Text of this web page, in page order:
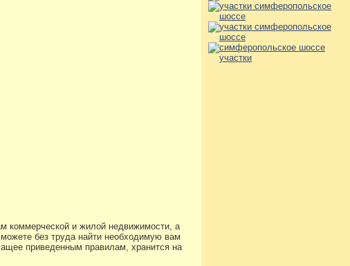
коммерческой и жилой недвижимости, а
без труда найти необходимую вам
приведенным правилам, хранится на